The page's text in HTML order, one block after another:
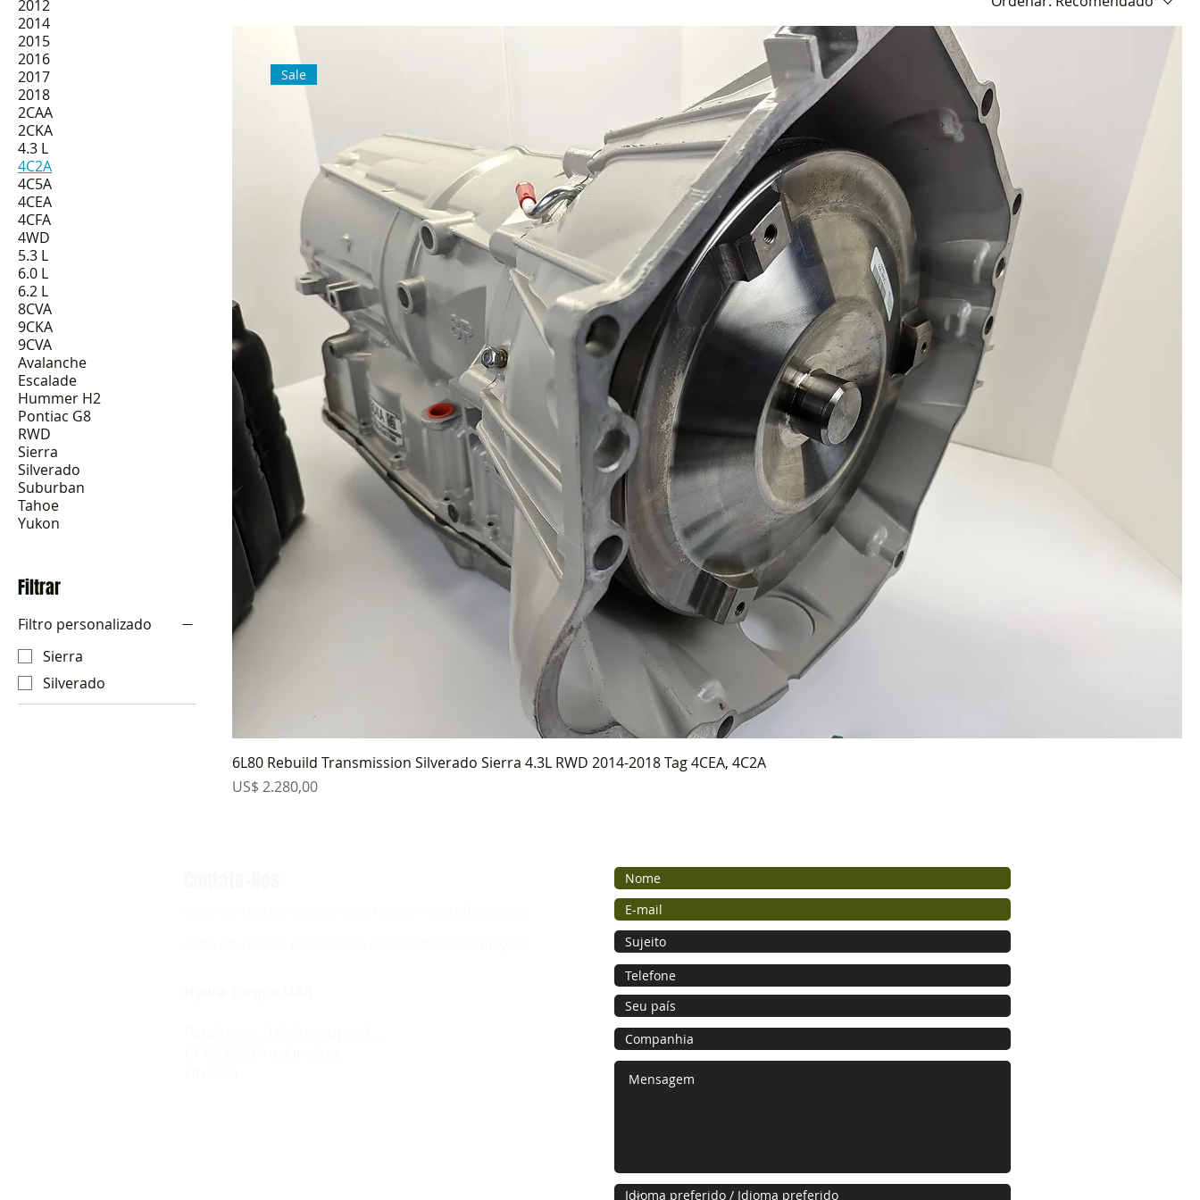
2012
2014
2015
2016
2017
2018
2CAA
2CKA
4.3 L
4C2A
4C5A
4CEA
4CFA
4WD
5.3 L
6.0 L
6.2 L
8CVA
9CKA
9CVA
Avalanche
Escalade
Hummer H2
Pontiac G8
RWD
Sierra
Silverado
Suburban
Tahoe
Yukon
Filtrar
Filtro personalizado
Sierra
Silverado
Sale
6L80 Rebuild Transmission Silverado Sierra 4.3L RWD 2014-2018 Tag 4CEA, 4C2A
Preço
US$ 2.280,00